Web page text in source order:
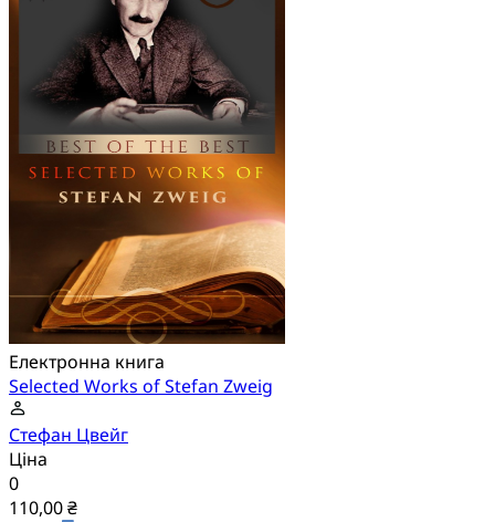
Електронна книга
Selected Works of Stefan Zweig
Стефан Цвейг
Ціна
0
110,00 ₴